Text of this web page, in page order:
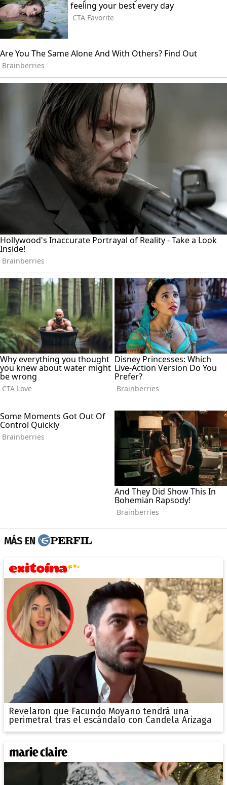
MÁS EN
Revelaron que Facundo Moyano tendrá una
perimetral tras el escándalo con Candela Arizaga